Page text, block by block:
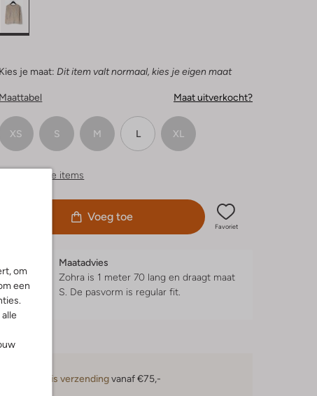
om
een
Kies je maat: Dit item valt normaal, kies je eigen maat
Maattabel Maat uitverkocht?
XS S M L XL
Vergelijkbare items
Voeg toe
Favoriet
Maatadvies
Zohra is 1 meter 70 lang en draagt maat
S. De pasvorm is regular fit.
Gratis verzendingvanaf €75,-